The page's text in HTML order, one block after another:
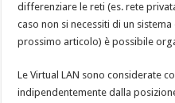
differenziare le reti (es. rete
caso non si necessiti di un
prossimo articolo) è possibile
Le Virtual LAN sono considerate
indipendentemente dalla